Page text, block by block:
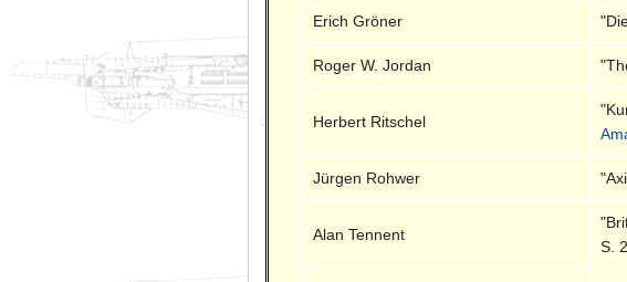
Erich Gröner
Roger W. Jordan
Herbert Ritschel
Jürgen Rohwer
Alan Tennent
S.